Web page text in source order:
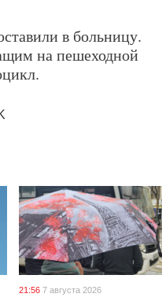
в больницу.
на пешеходной
21:56 7 августа 2026